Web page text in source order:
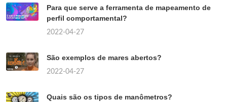
Para que serve a ferramenta de mapeamento de
perfil comportamental?
2022-04-27
São exemplos de mares abertos?
2022-04-27
Quais são os tipos de manômetros?